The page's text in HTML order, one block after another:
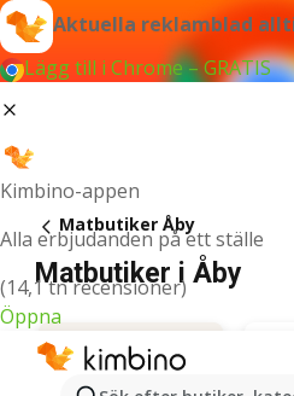
Aktuella reklamblad
Lägg till i Chrome – GRATIS
Kimbino-appen
Alla erbjudanden på ett ställe
(14,1 tn recensioner)
Öppna
Matbutiker Åby
Matbutiker i Åby